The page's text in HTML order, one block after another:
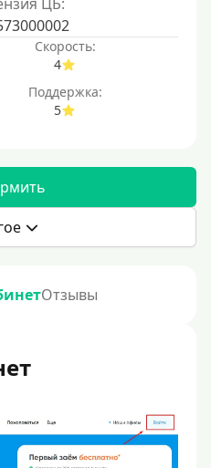
Скорость:
4
Поддержка:
5
Отзывы